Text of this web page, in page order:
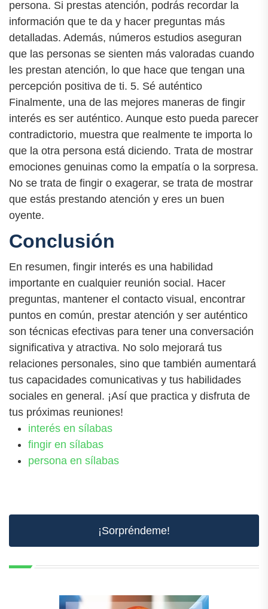
persona. Si prestas atención, podrás recordar la
información que te da y hacer preguntas más
detalladas. Además, números estudios aseguran
que las personas se sienten más valoradas cuando
les prestan atención, lo que hace que tengan una
percepción positiva de ti. 5. Sé auténtico
Finalmente, una de las mejores maneras de fingir
interés es ser auténtico. Aunque esto pueda parecer
contradictorio, muestra que realmente te importa lo
que la otra persona está diciendo. Trata de mostrar
emociones genuinas como la empatía o la sorpresa.
No se trata de fingir o exagerar, se trata de mostrar
que estás prestando atención y eres un buen
oyente.
Conclusión
En resumen, fingir interés es una habilidad
importante en cualquier reunión social. Hacer
preguntas, mantener el contacto visual, encontrar
puntos en común, prestar atención y ser auténtico
son técnicas efectivas para tener una conversación
significativa y atractiva. No solo mejorará tus
relaciones personales, sino que también aumentará
tus capacidades comunicativas y tus habilidades
sociales en general. ¡Así que practica y disfruta de
tus próximas reuniones!
interés en sílabas
fingir en sílabas
persona en sílabas
¡Sorpréndeme!